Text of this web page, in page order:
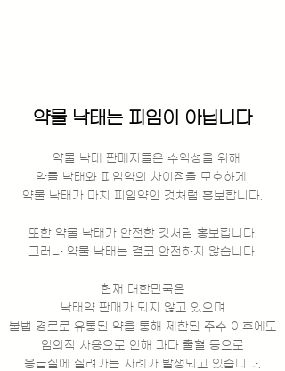
약물 낙태는 피임이 아닙니다
약물 낙태 판매자들은 수익성을 위해
약물 낙태와 피임약의 차이점을 모호하게,
약물 낙태가 마치 피임약인 것처럼 홍보합니다.
또한 약물 낙태가 안전한 것처럼 홍보합니다.
​그러나 약물 낙태는 결코 안전하지 않습니다.
현재 대한민국은
낙태약 판매가 되지 않고 있으며
불법 경로로 유통된 약을 통해 제한된 주수 이후에도
임의적 사용으로 인해 과다 출혈 등으로
응급실에 실려가는 사례가 발생되고 있습니다.